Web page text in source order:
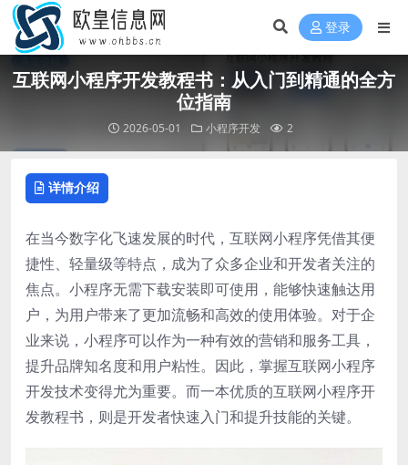
登录
互联网小程序开发教程书：从入门到精通的全方
位指南
2026-05-01 小程序开发 2
详情介绍
在当今数字化飞速发展的时代，互联网小程序凭借其便
捷性、轻量级等特点，成为了众多企业和开发者关注的
焦点。小程序无需下载安装即可使用，能够快速触达用
户，为用户带来了更加流畅和高效的使用体验。对于企
业来说，小程序可以作为一种有效的营销和服务工具，
提升品牌知名度和用户粘性。因此，掌握互联网小程序
开发技术变得尤为重要。而一本优质的互联网小程序开
发教程书，则是开发者快速入门和提升技能的关键。